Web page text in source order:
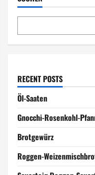
RECENT POSTS
Öl-Saaten
Gnocchi-Rosenkohl-
Brotgewürz
Roggen-